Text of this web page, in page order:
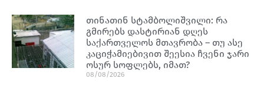
თინათინ სტამბოლიშვილი: რა
გმირებს დასტირიან დღეს
საქართველოს მთავრობა – თუ ასე
კაციჭამიებივით შეესია ჩვენი ჯარი
ოსურ სოფლებს, იმათ?
08/08/2026